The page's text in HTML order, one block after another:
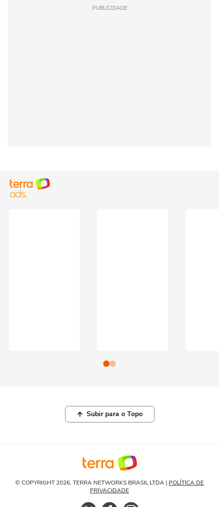
PUBLICIDADE
Subir para o Topo
© COPYRIGHT 2026, TERRA NETWORKS BRASIL LTDA | POLÍTICA DE
PRIVACIDADE